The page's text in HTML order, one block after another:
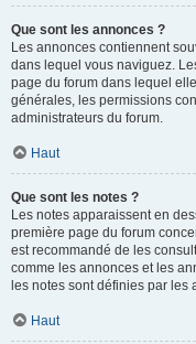
Que sont les annonces ?
Les annonces contiennent
dans lequel vous naviguez.
page du forum dans lequel
générales, les permissions
administrateurs du forum.
Haut
Que sont les notes ?
Les notes apparaissent en
première page du forum
est recommandé de les
comme les annonces et les
les notes sont définies par les
Haut